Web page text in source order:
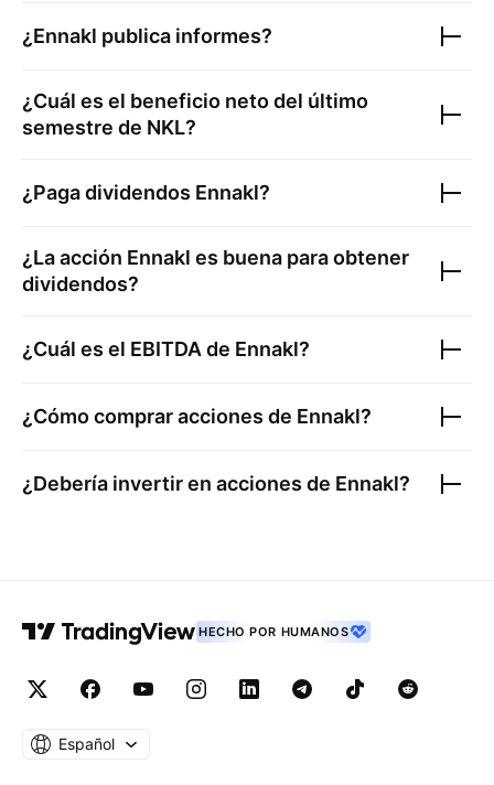
¿Ennakl publica informes?
¿Cuál es el beneficio neto del último
semestre de NKL?
¿Paga dividendos Ennakl?
¿La acción Ennakl es buena para obtener
dividendos?
¿Cuál es el EBITDA de Ennakl?
¿Cómo comprar acciones de Ennakl?
¿Debería invertir en acciones de Ennakl?
HECHO POR HUMANOS
Español